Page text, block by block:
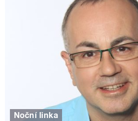
Noční linka